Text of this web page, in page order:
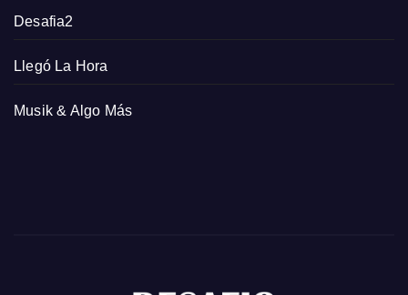
Desafia2
Llegó La Hora
Musik & Algo Más